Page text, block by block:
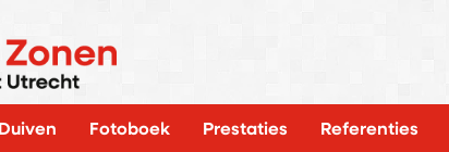
Duiven Fotoboek Prestaties Referenties